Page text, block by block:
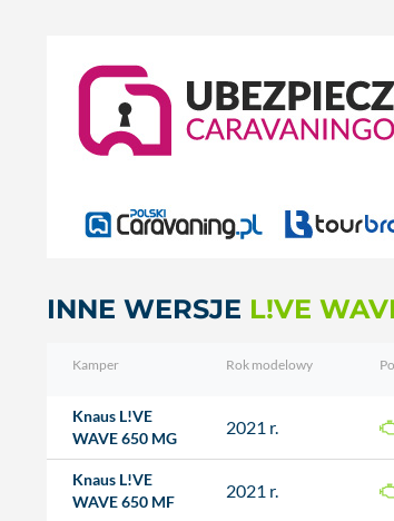
INNE WERSJE L!VE
Kamper Rok modelowy
Knaus L!VE
WAVE 650 MG
2021 r.
Knaus L!VE
WAVE 650 MF
2021 r.